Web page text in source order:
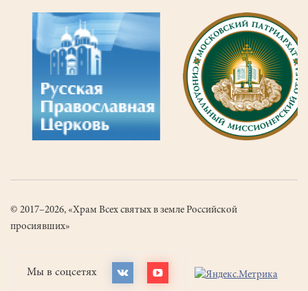
© 2017–2026, «Храм Всех святых в земле Российской
просиявших»
Мы в соцсетях